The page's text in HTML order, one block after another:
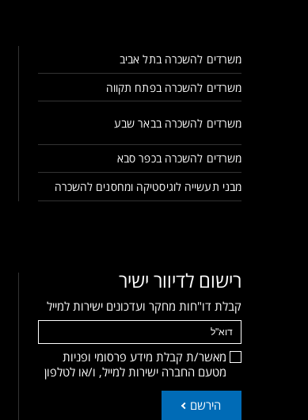
משרדים להשכרה בתל אביב
משרדים להשכרה בפתח תקווה
משרדים להשכרה בבאר שבע
משרדים להשכרה בכפר סבא
מבני תעשייה לוגיסטיקה ומחסנים להשכרה
רישום לדיוור ישיר
קבלת דו"חות מחקר ועדכונים ישירות למייל
מאשר/ת קבלת מידע פרסומי ופניות
מטעם החברה ישירות למייל, ו/או לטלפון
הירשם